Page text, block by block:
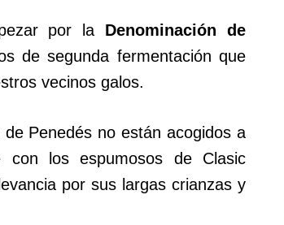
por la Denominación de
de segunda fermentación que
vecinos galos.
Penedés no están acogidos a
con los espumosos de Clasic
por sus largas crianzas y